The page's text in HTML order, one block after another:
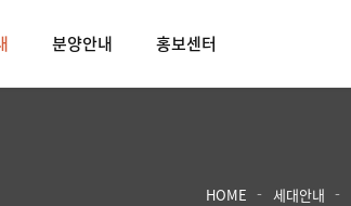
분양안내 홍보센터
HOME 세대안내